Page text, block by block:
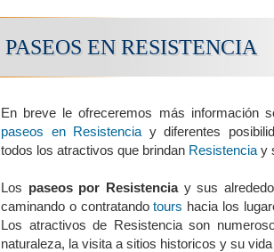
PASEOS EN RESISTENCIA
En breve le ofreceremos más información
paseos en Resistencia y diferentes
todos los atractivos que brindan Resistencia y
Los paseos por Resistenciay sus
caminando o contratandotours hacia los
Los atractivos de Resistencia son
naturaleza, la visita a sitios historicos y su